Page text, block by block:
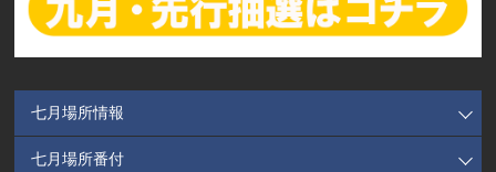
七月場所情報
七月場所番付